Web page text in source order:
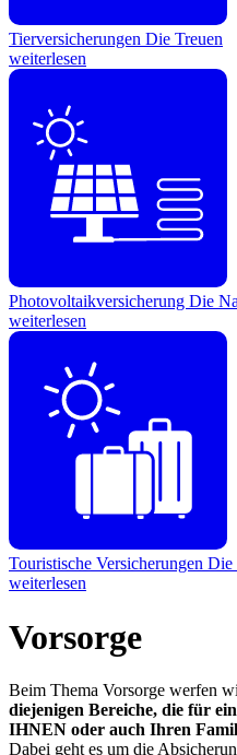
Tierversicherungen Die Treuen
weiterlesen
Photovoltaikversicherung Die
weiterlesen
Touristische Versicherungen Die
weiterlesen
Vorsorge
Beim Thema Vorsorge werfen
diejenigen Bereiche, die für
IHNEN oder auch Ihren
Dabei geht es um die